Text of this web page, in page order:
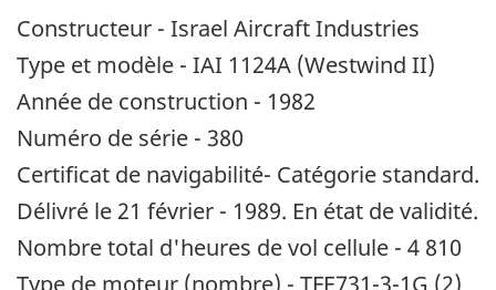
Constructeur - Israel Aircraft Industries
Type et modèle - IAI 1124A (Westwind II)
Année de construction - 1982
Numéro de série - 380
Certificat de navigabilité- Catégorie standard.
Délivré le 21 février - 1989. En état de validité.
Nombre total d'heures de vol cellule - 4 810
Type de moteur (nombre) - TFE731-3-1G (2)